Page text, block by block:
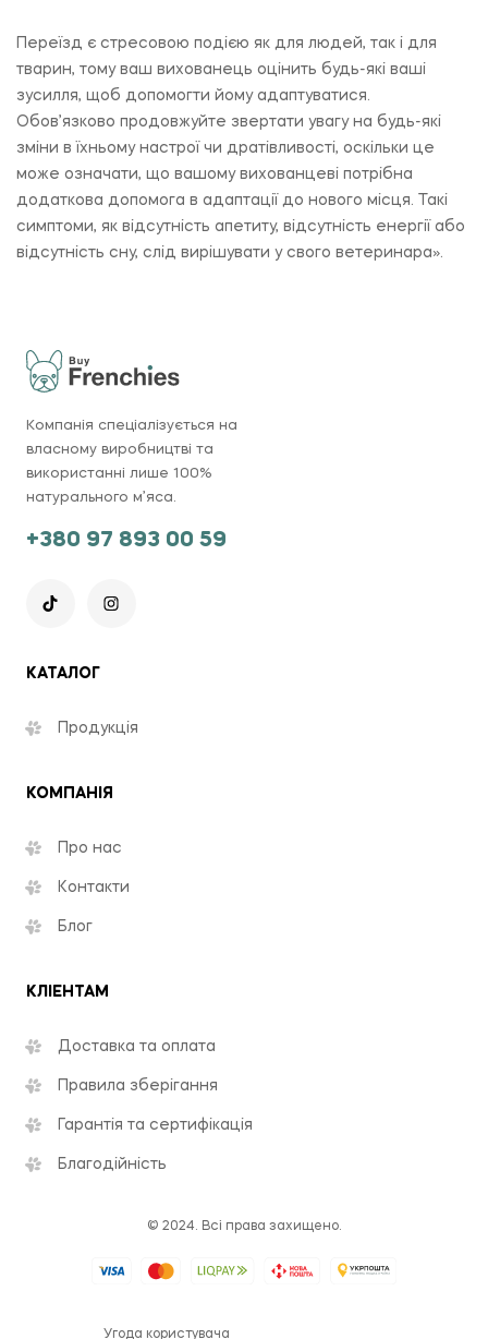
Переїзд є стресовою подією як для людей, так і для
тварин, тому ваш вихованець оцінить будь-які ваші
зусилля, щоб допомогти йому адаптуватися.
Обов’язково продовжуйте звертати увагу на будь-які
зміни в їхньому настрої чи дратівливості, оскільки це
може означати, що вашому вихованцеві потрібна
додаткова допомога в адаптації до нового місця. Такі
симптоми, як відсутність апетиту, відсутність енергії або
відсутність сну, слід вирішувати у свого ветеринара».
Компанія спеціалізується на
власному виробництві та
використанні лише 100%
натурального м’яса.
+380 97 893 00 59
КАТАЛОГ
Продукція
КОМПАНІЯ
Про нас
Контакти
Блог
КЛІЕНТАМ
Доставка та оплата
Правила зберігання
Гарантія та сертифікація
Благодійність
© 2024. Всі права захищено.
Угода користувача